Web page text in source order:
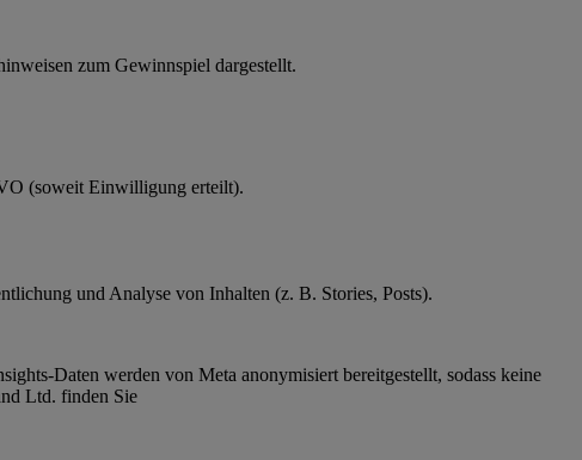
zum Gewinnspiel dargestellt.
(soweit Einwilligung erteilt).
und Analyse von Inhalten (z. B. Stories, Posts).
Daten werden von Meta anonymisiert bereitgestellt, sodass keine
Ltd. finden Sie